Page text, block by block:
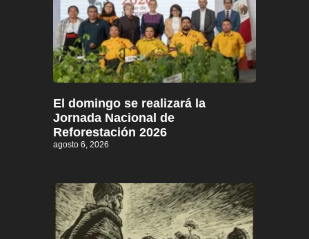
El domingo se realizará la
Jornada Nacional de
Reforestación 2026
agosto 6, 2026